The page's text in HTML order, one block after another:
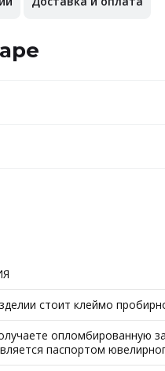
стоит клеймо
опломбированную
паспортом